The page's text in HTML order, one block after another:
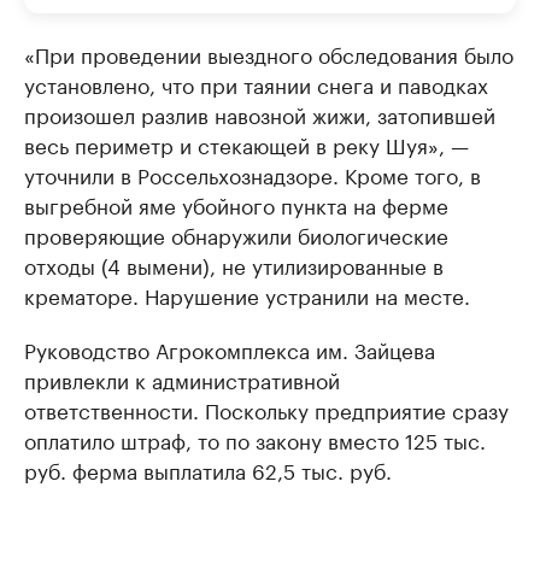
«При проведении выездного обследования было
установлено, что при таянии снега и паводках
произошел разлив навозной жижи, затопившей
весь периметр и стекающей в реку Шуя», —
уточнили в Россельхознадзоре. Кроме того, в
выгребной яме убойного пункта на ферме
проверяющие обнаружили биологические
отходы (4 вымени), не утилизированные в
крематоре. Нарушение устранили на месте.
Руководство Агрокомплекса им. Зайцева
привлекли к административной
ответственности. Поскольку предприятие сразу
оплатило штраф, то по закону вместо 125 тыс.
руб. ферма выплатила 62,5 тыс. руб.